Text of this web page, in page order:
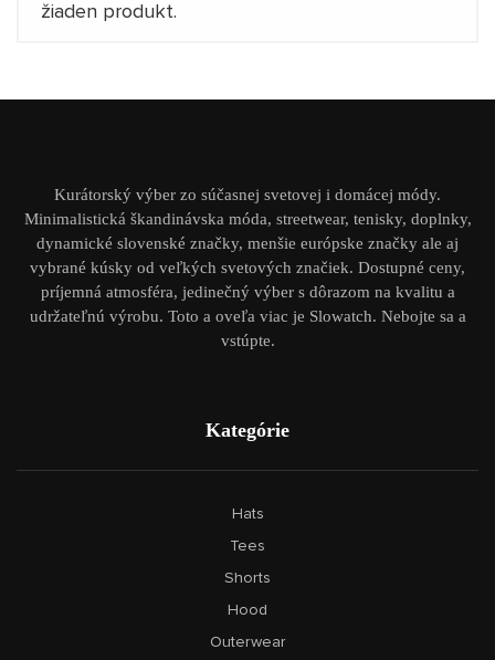
žiaden produkt.
Kurátorský výber zo súčasnej svetovej i domácej módy.
Minimalistická škandinávska móda, streetwear, tenisky, doplnky,
dynamické slovenské značky, menšie európske značky ale aj
vybrané kúsky od veľkých svetových značiek. Dostupné ceny,
príjemná atmosféra, jedinečný výber s dôrazom na kvalitu a
udržateľnú výrobu. Toto a oveľa viac je Slowatch. Nebojte sa a
vstúpte.
Kategórie
Hats
Tees
Shorts
Hood
Outerwear